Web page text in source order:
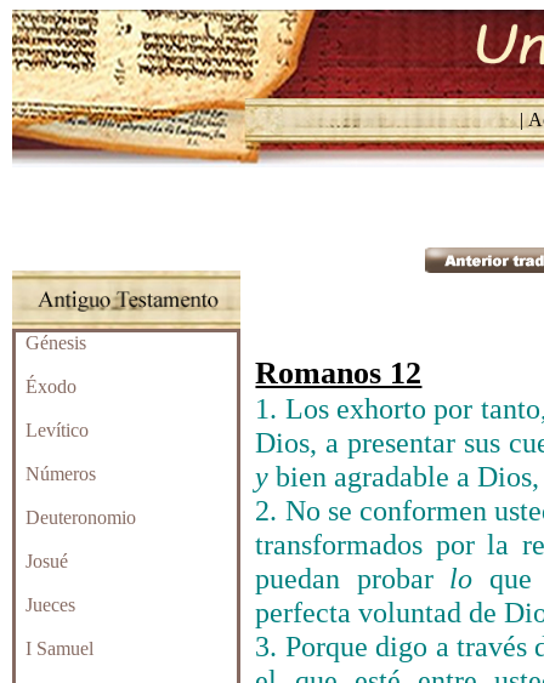
|
Génesis
Éxodo
Levítico
Números
Deuteronomio
Josué
Jueces
I Samuel
Romanos 12
1. Los exhorto por
Dios, a presentar sus
ybien agradable a
2. No se conformen
transformados por la
puedan probar lo
perfecta voluntad de
3. Porque digo a través